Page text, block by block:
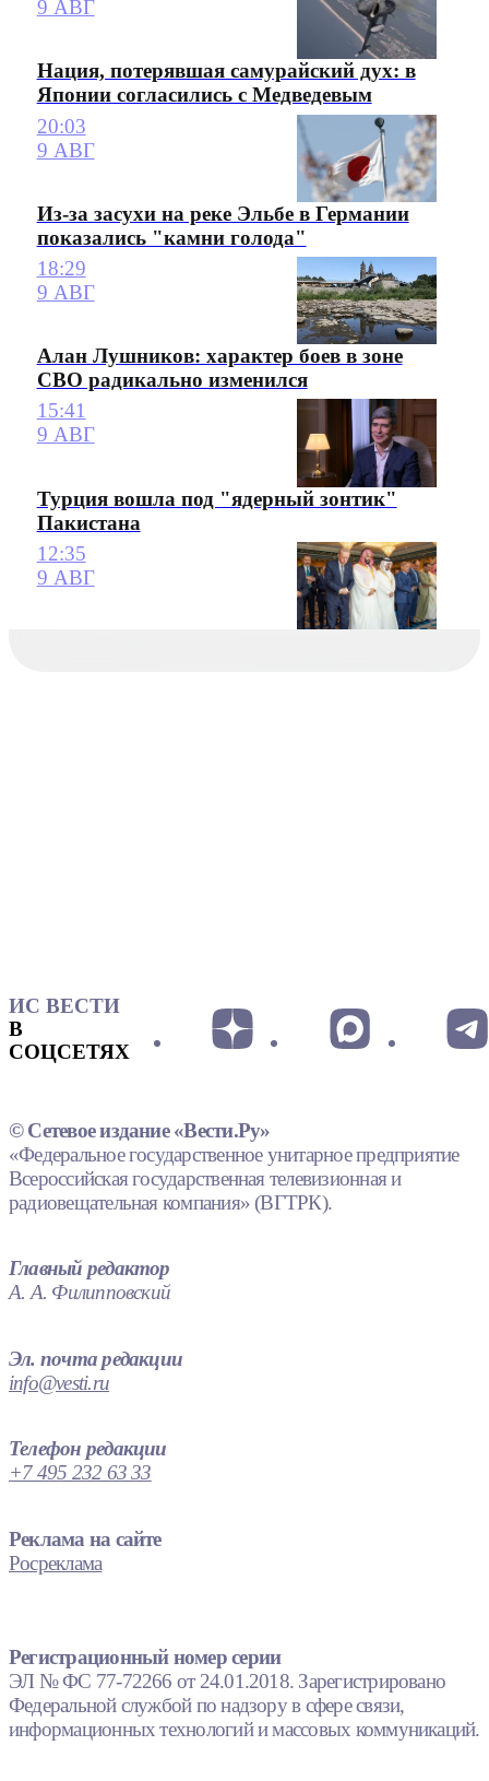
9 АВГ
Нация, потерявшая самурайский дух: в
Японии согласились с Медведевым
20:03
9 АВГ
Из-за засухи на реке Эльбе в Германии
показались "камни голода"
18:29
9 АВГ
Алан Лушников: характер боев в зоне
СВО радикально изменился
15:41
9 АВГ
Турция вошла под "ядерный зонтик"
Пакистана
12:35
9 АВГ
ИС ВЕСТИ
В
СОЦСЕТЯХ
© Сетевое издание «Вести.Ру»
«Федеральное государственное унитарное предприятие
Всероссийская государственная телевизионная и
радиовещательная компания» (ВГТРК).
Главный редактор
А. А. Филипповский
Эл. почта редакции
info@vesti.ru
Телефон редакции
+7 495 232 63 33
Реклама на сайте
Росреклама
Регистрационный номер серии
ЭЛ № ФС 77-72266 от 24.01.2018. Зарегистрировано
Федеральной службой по надзору в сфере связи,
информационных технологий и массовых коммуникаций.